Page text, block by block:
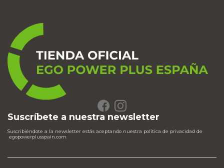
Suscríbete a nuestra newsletter
Suscribiéndote a la newsletter estás aceptando nuestra política de privacidad de
egopowerplusspain.com